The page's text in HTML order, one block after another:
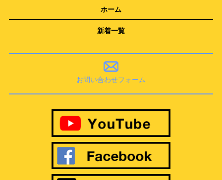
ホーム
新着一覧
お問い合わせフォーム